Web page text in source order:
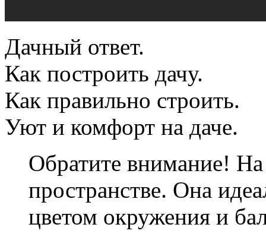
Дачный ответ.
Как построить дачу.
Как правильно строить.
Уют и комфорт на даче.
Обратите внимание!
пространстве. Она
цветом окружения и